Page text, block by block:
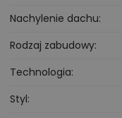
Nachylenie dachu
Rodzaj zabudowy
Technologia
Styl